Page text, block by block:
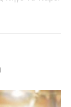
της πήραν
Αμέσως